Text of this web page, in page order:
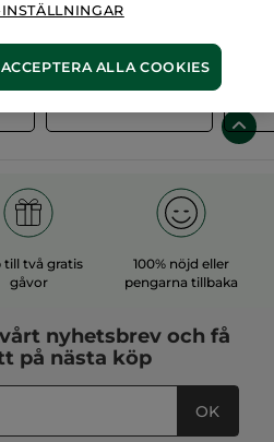
till två gratis
gåvor
100% nöjd eller
pengarna tillbaka
vårt nyhetsbrev och få
på nästa köp
OK
ACCEPTERA ALLA COOKIES